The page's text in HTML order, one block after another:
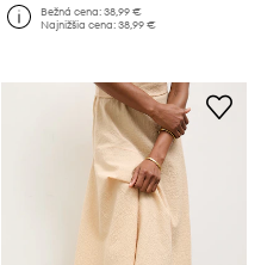
Bežná cena:38,99 €
Najnižšia cena:38,99 €